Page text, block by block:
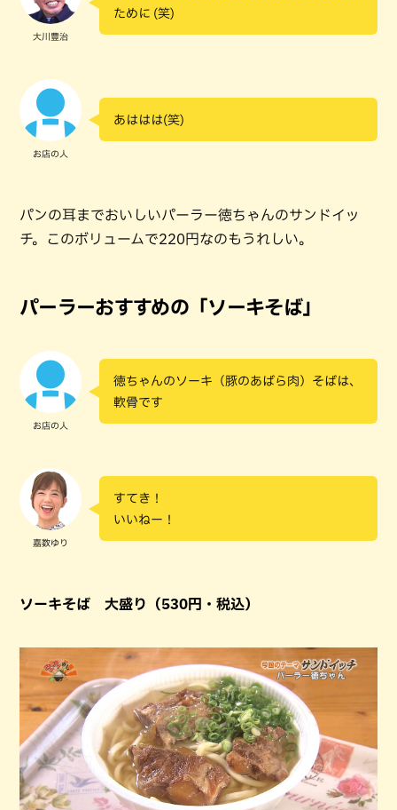
大川豊治
ために (笑)
お店の人
あははは(笑)
パンの耳までおいしいパーラー徳ちゃんのサンドイッ
チ。このボリュームで220円なのもうれしい。
パーラーおすすめの「ソーキそば」
お店の人
徳ちゃんのソーキ（豚のあばら肉）そばは、
軟骨です
嘉数ゆり
すてき！
いいねー！
ソーキそば 大盛り（530円・税込）